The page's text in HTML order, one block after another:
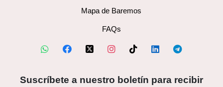
Mapa de Baremos
FAQs
Suscríbete a nuestro boletín para recibir